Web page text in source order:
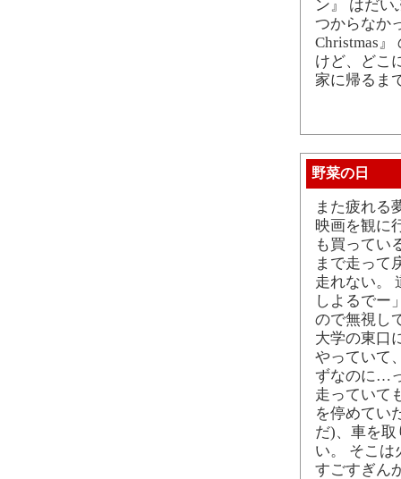
ン』 はだ
つからなか
Christmas
けど、どこ
家に帰るま
野菜の日
また疲れる
映画を観に
も買ってい
まで走って
走れない。
しよるでー
ので無視し
大学の東口
やっていて
ずなのに…
走っていて
を停めてい
だ)、車を
い。 そこは
すごすぎん